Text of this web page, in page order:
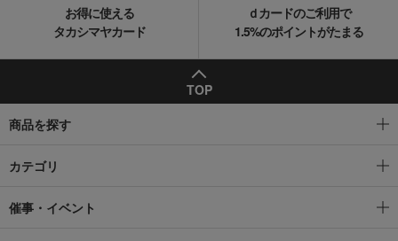
お得に使える
タカシマヤカード
ｄカードのご利用で
1.5%のポイントがたまる
TOP
商品を探す
カテゴリ
催事・イベント